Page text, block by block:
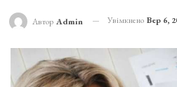
Автор Admin Увімкнено Вер 6,